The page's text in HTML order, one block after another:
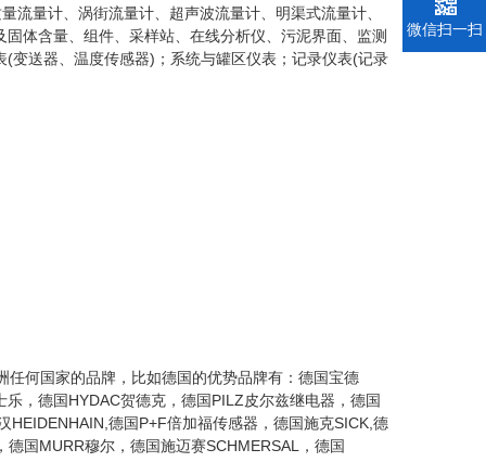
流量计、涡街流量计、超声波流量计、明渠式流量计、
体含量、组件、采样站、在线分析仪、污泥界面、监测
变送器、温度传感器)；系统与罐区仪表；记录仪表(记录
国家的品牌，比如德国的优势品牌有：德国宝德
，德国HYDAC贺德克，德国PILZ皮尔兹继电器，德国
德国P+F倍加福传感器，德国施克SICK,德
国MURR穆尔，德国施迈赛SCHMERSAL，德国
微信扫一扫